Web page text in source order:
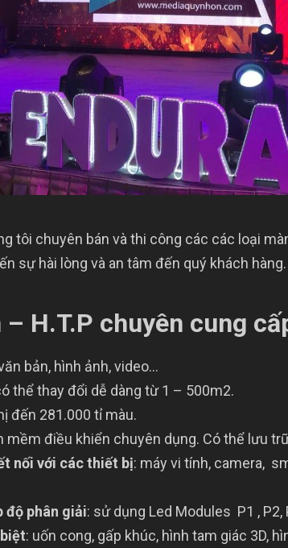
tôi chuyên bán và thi công các các loại
sự hài lòng và an tâm đến quý khách hàng.
– H.T.P chuyên cung
bản, hình ảnh, video…
thể thay đổi dễ dàng từ 1 – 500m2.
đến 281.000 tỉ màu.
mềm điều khiển chuyên dụng. Có thể lưu
nối với các thiết bị: máy vi tính, camera,
độ phân giải: sử dụng Led Modules P1 , P2,
: uốn cong, gấp khúc, hình tam giác 3D,